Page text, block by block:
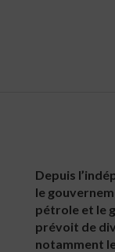
Depuis
le
pétrole et le
prévoit de
notamment